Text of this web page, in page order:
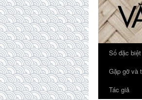
Số đặc biệt
Gặp gỡ và
Tác giả